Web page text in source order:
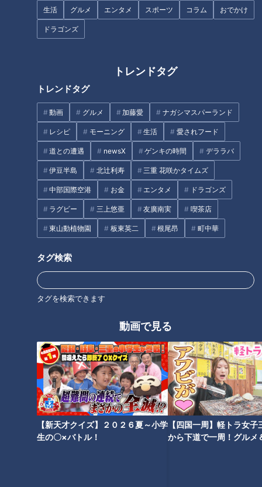
生活 グルメ エンタメ スポーツ コラム おでかけ
ドラゴンズ
トレンドタグ
トレンドタグ
動画 グルメ 加藤愛 ナガシマスパーランド
レシピ モーニング 生活 愛されフード
道との遭遇 newsX ゲンキの時間 デララバ
伊豆半島 北辻利寿 三重 花咲かタイムズ
中部国際空港 お金 エンタメ ドラゴンズ
ラグビー 三上悠亜 友廣南実 喫茶店
東山動植物園 板東英二 根尾昂 町中華
タグ検索
タグを検索できます
動画で見る
【新天才クイズ】２０２６夏～小学
生の〇×バトル！
【四国一周】軽トラ女子
から下道で一周！グルメ
足首の働き
足首セルフチェック
ねんざの正しい応急処置「RICE処置」
ねんざの再発・ケガを防ぐ！名医直伝「足首を鍛える方
足首のトラブルは専門医に相談を
オススメ関連コンテンツ
足首の働き
CBCテレビ『健康カプセル！ゲンキの時間』
足首は、複数の骨・じん帯・筋肉が連携して構成されており、
歩行や立位時に身体を支える役割を持っているそうです。